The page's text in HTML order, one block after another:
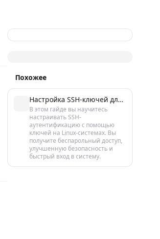
Похожее
Настройка SSH-ключей для аутентификации на Linux за 5 минут
В этом гайде вы научитесь
настраивать SSH-
аутентификацию с помощью
ключей на Linux-системах. Вы
получите беспарольный доступ,
улучшенную безопасность и
быстрый вход в систему.